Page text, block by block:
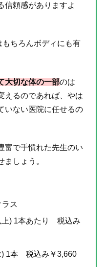
信頼感がありますよ
ちろんボディにも有
大切な体の一部のは
えるのであれば、やは
いない医院に任せるの
富で手慣れた先生のい
ましょう。
ス
上) 1本あたり 税込み
1本 税込み￥3,660